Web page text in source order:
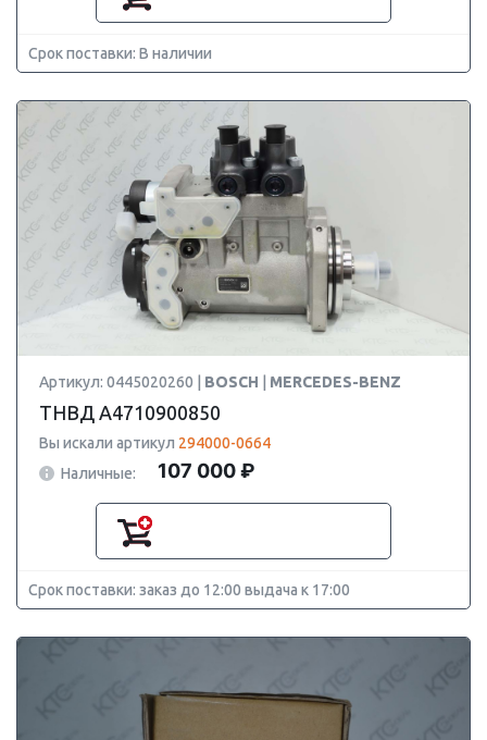
Срок поставки: В наличии
Артикул: 0445020260 | BOSCH MERCEDES-BENZ
ТНВД A4710900850
Вы искали артикул 294000-0664
Наличные:
107 000 ₽
Срок поставки: заказ до 12:00 выдача к 17:00